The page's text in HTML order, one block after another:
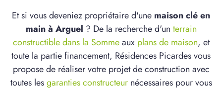
Et si vous deveniez propriétaire d'une maison clé en
main à Arguel ? De la recherche d'un terrain
constructible dans la Sommeaux plans de maison, et
toute la partie financement, Résidences Picardes vous
propose de réaliser votre projet de construction avec
toutes lesgaranties constructeurnécessaires pour vous